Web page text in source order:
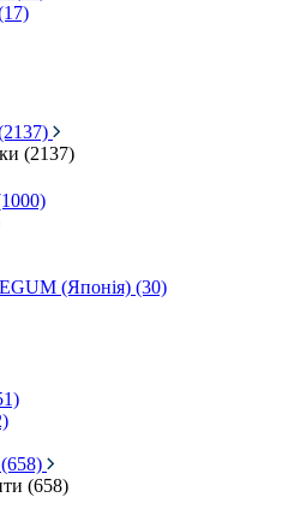
(2137)
(Японія) (30)
(658)